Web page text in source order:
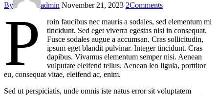
By admin November 21, 2023 2Comments
P
roin faucibus nec mauris a sodales, sed elementum mi
tincidunt. Sed eget viverra egestas nisi in consequat.
Fusce sodales augue a accumsan. Cras sollicitudin,
ipsum eget blandit pulvinar. Integer tincidunt. Cras
dapibus. Vivamus elementum semper nisi. Aenean
vulputate eleifend tellus. Aenean leo ligula, porttitor
eu, consequat vitae, eleifend ac, enim.
Sed ut perspiciatis, unde omnis iste natus error sit voluptatem